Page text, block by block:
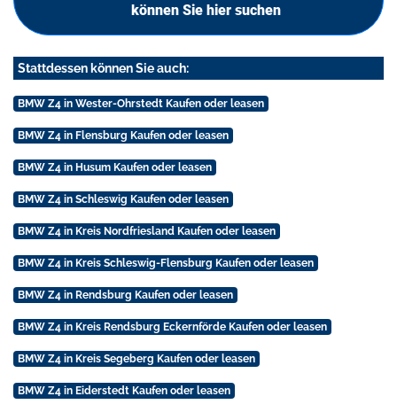
können Sie hier suchen
Stattdessen können Sie auch:
BMW Z4 in Wester-Ohrstedt Kaufen oder leasen
BMW Z4 in Flensburg Kaufen oder leasen
BMW Z4 in Husum Kaufen oder leasen
BMW Z4 in Schleswig Kaufen oder leasen
BMW Z4 in Kreis Nordfriesland Kaufen oder leasen
BMW Z4 in Kreis Schleswig-Flensburg Kaufen oder leasen
BMW Z4 in Rendsburg Kaufen oder leasen
BMW Z4 in Kreis Rendsburg Eckernförde Kaufen oder leasen
BMW Z4 in Kreis Segeberg Kaufen oder leasen
BMW Z4 in Eiderstedt Kaufen oder leasen